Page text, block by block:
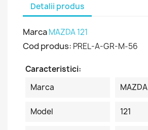
Detalii produs
MarcaMAZDA 121
Cod produs: PREL-A-GR-M-56
Caracteristici:
Marca
MAZDA
Model 121